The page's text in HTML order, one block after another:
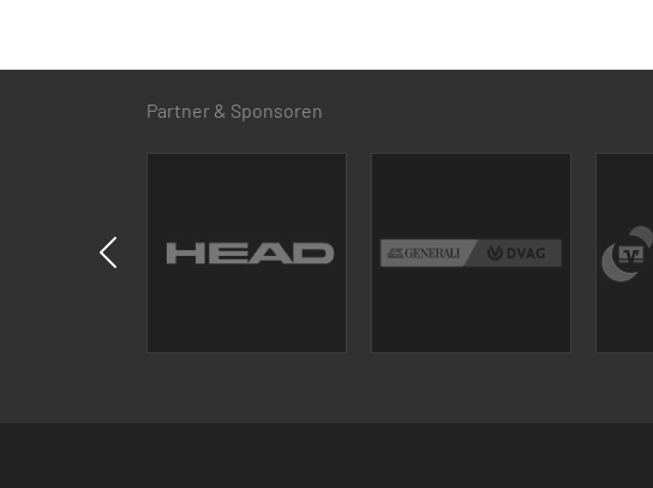
Partner & Sponsoren